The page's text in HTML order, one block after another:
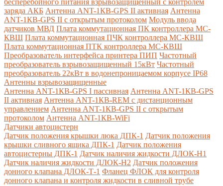
заряда АКБ Антенна ANT-1КВ-GPS II активная Антенна
ANT-1КВ-GPS II с открытым протоколом Модуль ввода
датчиков МВД Плата коммутационная ПК контроллера МС-
КВШ Плата коммутационная ПЧК контроллера МС-КВШ
Плата коммутационная ПТК контроллера МС-КВШ
Преобразователь интерфейса принтера ПИП Частотный
преобразователь взрывозащищенный 15кВт Частотный
преобразователь 22кВт в водонепроницаемом корпусе IP68
Антенны взрывозащищенные
Антенна ANT-1КВ-GPS I пассивная Антенна ANT-1КВ-GPS
II активная Антенна ANT-1КВ-REM c дистанционным
управлением Антенна ANT-1КВ-GPS II с открытым
протоколом Антенна ANT-1КВ-WiFi
Датчики автоцистерн
Датчик положения крышки люка ДПК-1 Датчик положения
крышки сливного ящика ДПК-1 Датчик положения
автоцистерны ДПК-1 Датчик наличия жидкости ДЛОК-Н1
Датчик наличия жидкости ДЛОК-Н2 Датчик положения
донного клапана ДЛОК-Т-1 Фланец ФЛОК для контроля
донного клапана и контроля жидкости в сливной трубе